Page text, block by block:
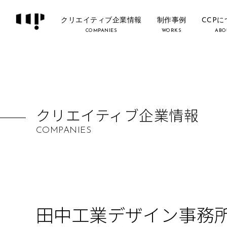
クリエイティブ企業情報
COMPANIES
制作事例
WORKS
CCPに
クリエイティブ企業情報
COMPANIES
田中工業デザイン事務